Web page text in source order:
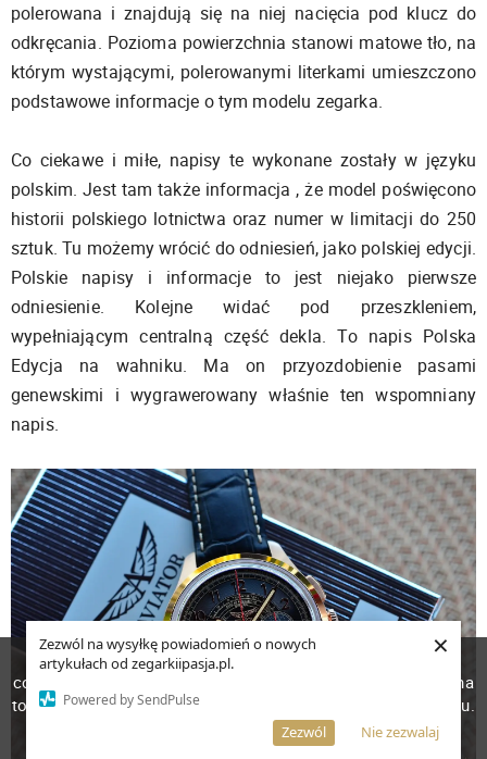
Zezwól na wysyłkę powiadomień o nowych
artykułach od zegarkiipasja.pl.
Powered by SendPulse
Nie zezwalaj
Zezwól
×
polerowana i znajdują się na niej nacięcia pod klucz do
odkręcania. Pozioma powierzchnia stanowi matowe tło, na
którym wystającymi, polerowanymi literkami umieszczono
podstawowe informacje o tym modelu zegarka.
Co ciekawe i miłe, napisy te wykonane zostały w języku
polskim. Jest tam także informacja , że model poświęcono
historii polskiego lotnictwa oraz numer w limitacji do 250
sztuk. Tu możemy wrócić do odniesień, jako polskiej edycji.
Polskie napisy i informacje to jest niejako pierwsze
odniesienie. Kolejne widać pod przeszkleniem,
wypełniającym centralną część dekla. To napis Polska
Edycja na wahniku. Ma on przyozdobienie pasami
genewskimi i wygrawerowany właśnie ten wspomniany
napis.
W celu poprawienia jakości usług korzystamy z plików
cookies. Pozostanie na stronie oznacza, iż wyrażasz zgodę na
to, że pliki cookies będą przechowywane w Twoim urządzeniu.
Więcej informacji